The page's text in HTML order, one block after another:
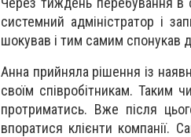
системний адміністратор і
шокував і тим самим спонукав
Анна прийняла рішення із
своїм співробітникам. Таким
протриматись. Вже після
впоратися клієнти компанії.